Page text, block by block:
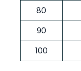
80
90
100